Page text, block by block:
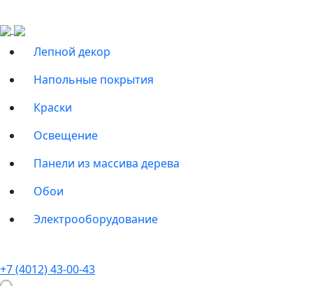
Лепной декор
Напольные покрытия
Краски
Освещение
Панели из массива дерева
Обои
Электрооборудование
+7 (4012) 43-00-43